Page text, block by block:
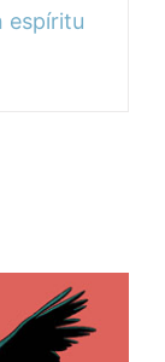
espíritu